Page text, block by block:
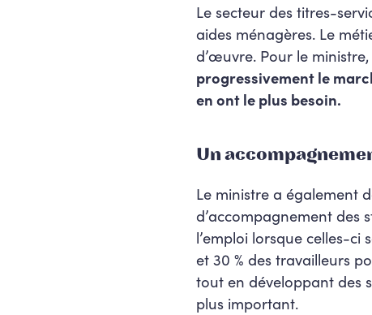
Le secteur des titres-
aides ménagères. Le
d’œuvre. Pour le ministre,
progressivement le
en ont le plus besoin.
Un
Le ministre a également
d’accompagnement des
l’emploi lorsque celles-ci
et 30 % des travailleurs
tout en développant des
plus important.